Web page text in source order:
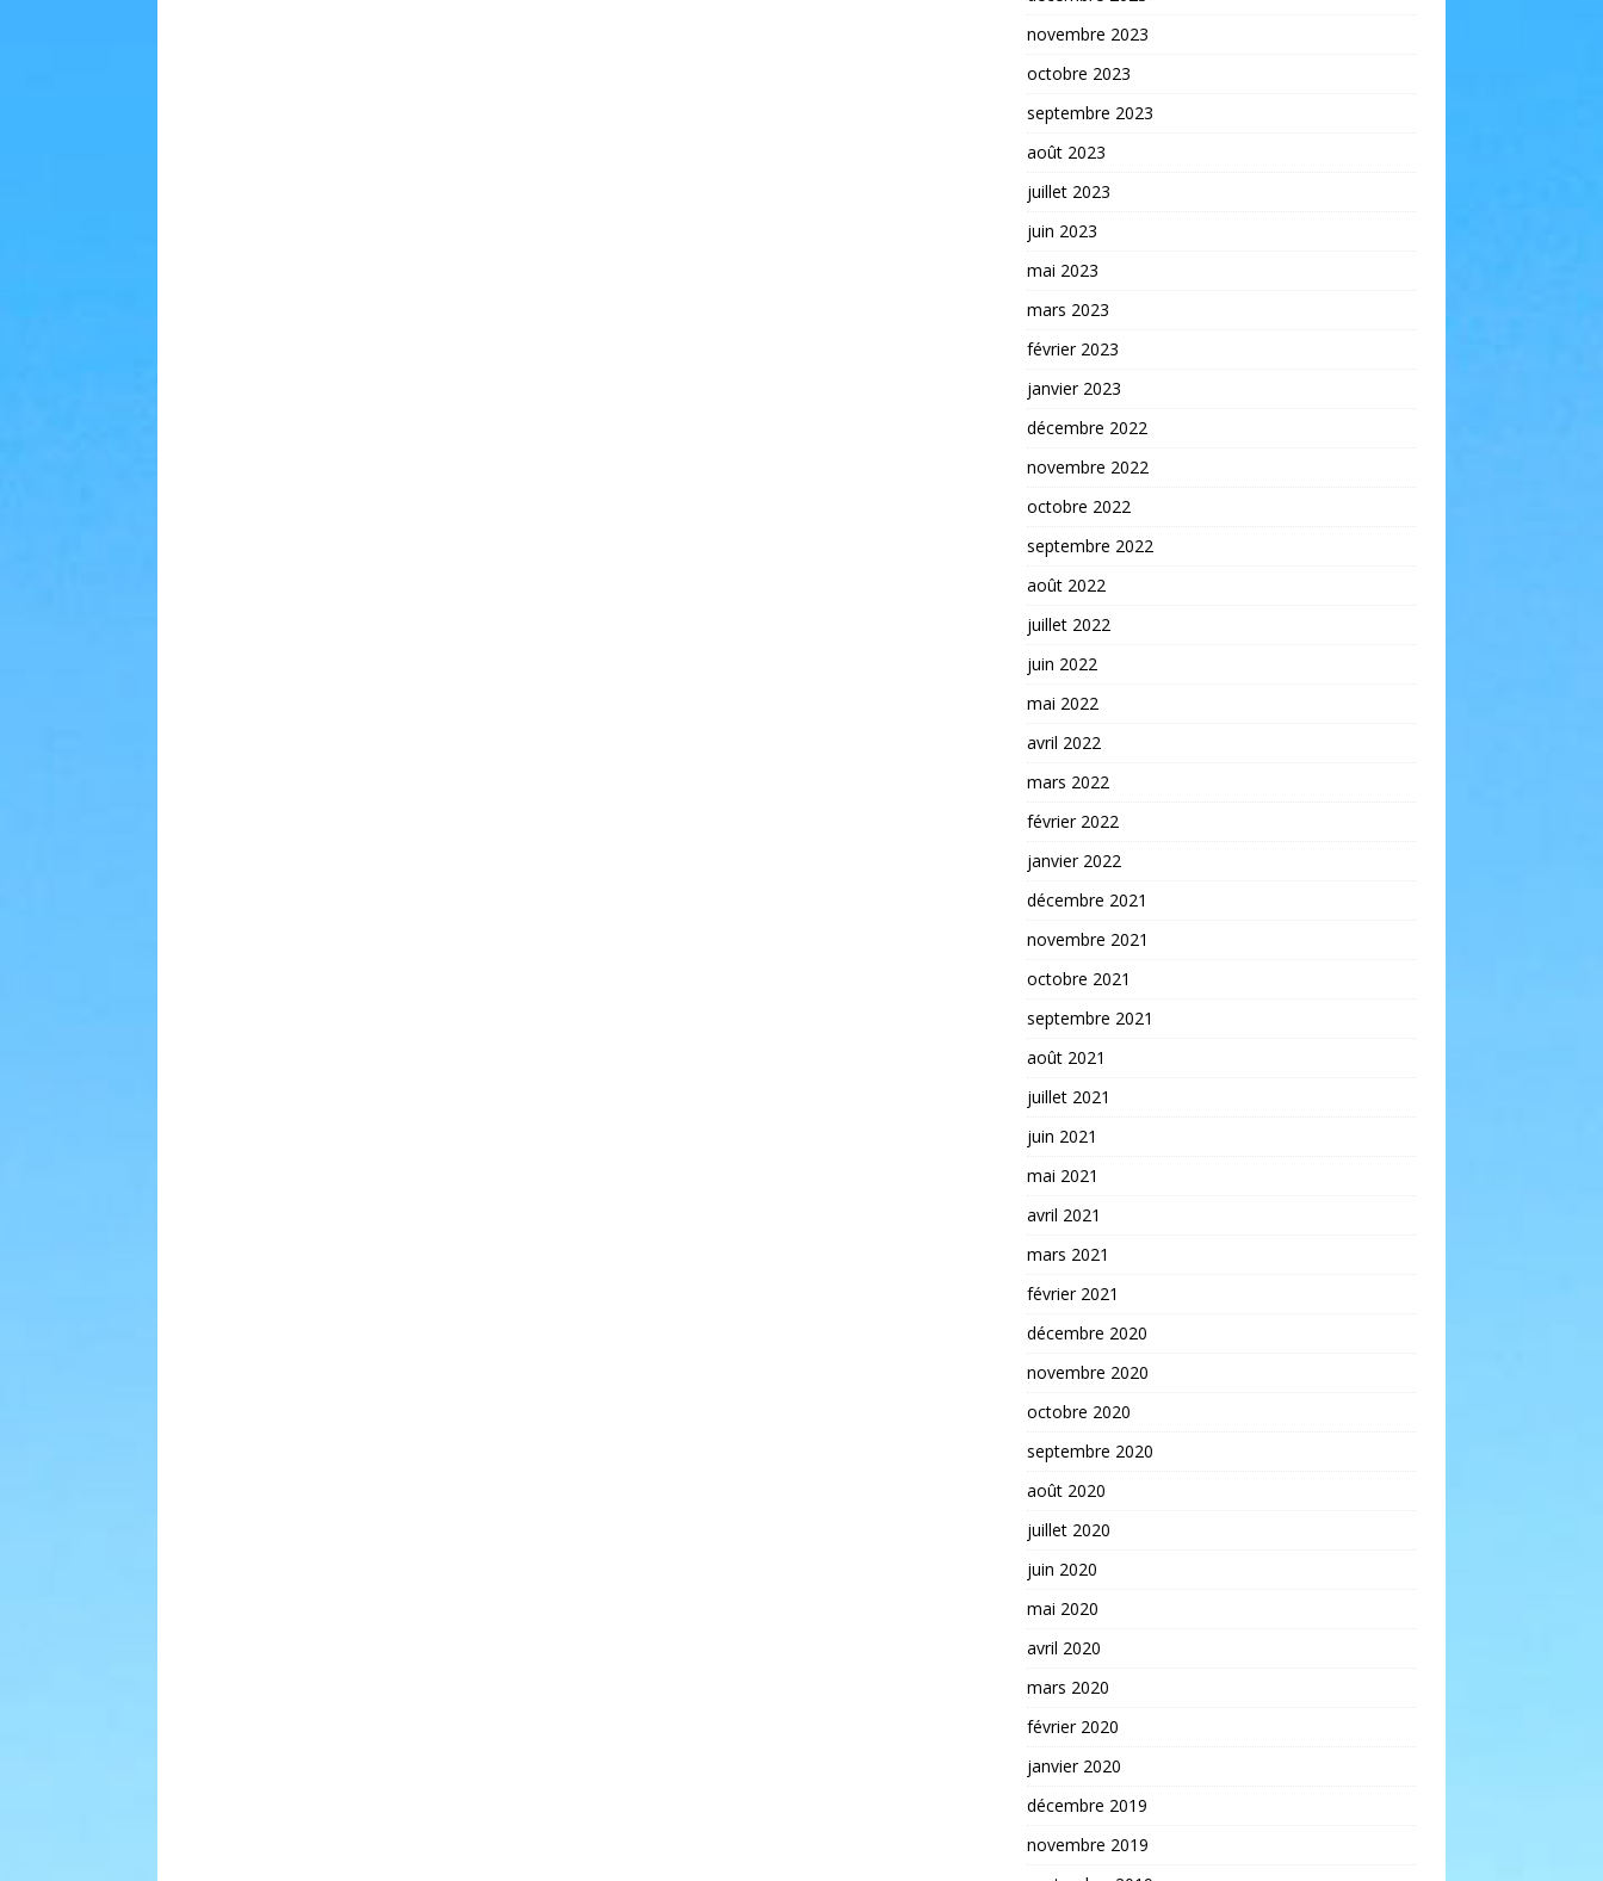
novembre 2023
octobre 2023
septembre 2023
août 2023
juillet 2023
juin 2023
mai 2023
mars 2023
février 2023
janvier 2023
décembre 2022
novembre 2022
octobre 2022
septembre 2022
août 2022
juillet 2022
juin 2022
mai 2022
avril 2022
mars 2022
février 2022
janvier 2022
décembre 2021
novembre 2021
octobre 2021
septembre 2021
août 2021
juillet 2021
juin 2021
mai 2021
avril 2021
mars 2021
février 2021
décembre 2020
novembre 2020
octobre 2020
septembre 2020
août 2020
juillet 2020
juin 2020
mai 2020
avril 2020
mars 2020
février 2020
janvier 2020
décembre 2019
novembre 2019